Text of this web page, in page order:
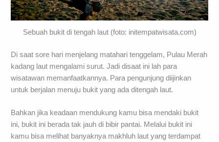
Sebuah bukit di tengah laut (foto: initempatwisata.com)
Di saat sore hari menjelang matahari tenggelam, Pulau Merah
kadang laut mengalami surut. Jadi disaat ini lah para
wisatawan memanfaatkannya. Para pengunjung diijinkan
untuk berjalan menuju bukit yang ada ditengah laut.
Bahkan jika keadaan mendukung kamu bisa mendaki bukit
ini, bukit ini berada tak jauh di bibir pantai. Melalui bukit ini
kamu bisa melihat banyaknya makhluh laut yang terdampat